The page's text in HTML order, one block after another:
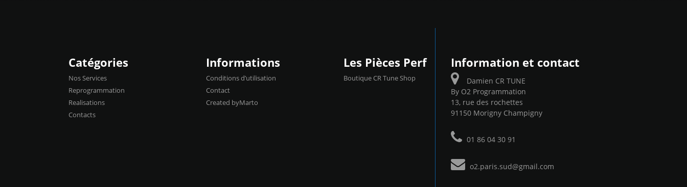
Catégories
Nos Services
Reprogrammation
Realisations
Contacts
Informations
Conditions d’utilisation
Contact
Created byMarto
Les Pièces Perf
Boutique CR Tune Shop
Information et contact
Damien CR TUNE
By O2 Programmation
13, rue des rochettes
91150 Morigny Champigny
01 86 04 30 91
o2.paris.sud@gmail.com